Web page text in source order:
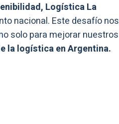
Logística La
nacional. Este desafío nos
solo para mejorar nuestros
la logística en Argentina.